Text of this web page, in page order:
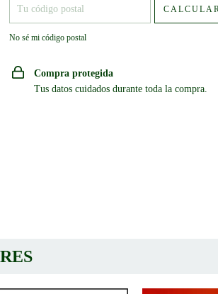
No sé mi código postal
Compra protegida
Tus datos cuidados durante toda la compra.